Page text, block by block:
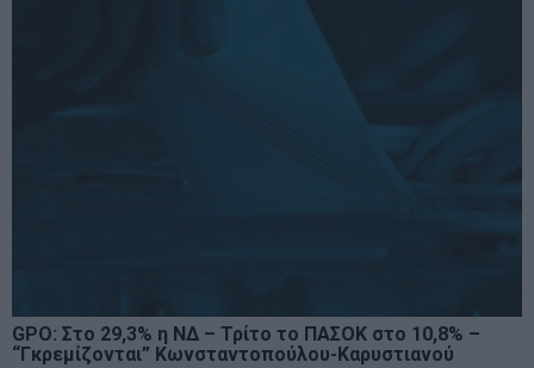
GPO: Στο 29,3% η ΝΔ – Τρίτο το ΠΑΣΟΚ στο 10,8% –
“Γκρεμίζονται” Κωνσταντοπούλου-Καρυστιανού